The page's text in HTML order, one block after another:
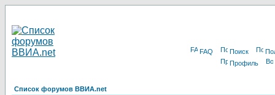
FAQ Поиск
Профиль
Список форумов ВВИА.net